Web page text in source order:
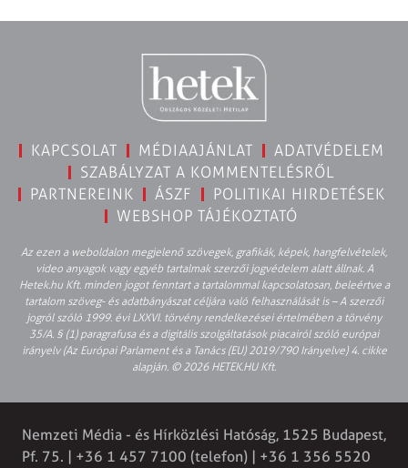
KAPCSOLAT MÉDIAAJÁNLAT
ADATVÉDELEM
SZABÁLYZAT A KOMMENTELÉSRŐL
PARTNEREINK
ÁSZF
POLITIKAI HIRDETÉSEK
WEBSHOP TÁJÉKOZTATÓ
Az ezen a weboldalon megjelenő szövegek, grafikák, képek, hangfelvételek,
video anyagok vagy egyéb tartalmak szerzői jogvédelem alatt állnak. A
Hetek.hu Kft. minden jogot fenntart a tartalommal kapcsolatosan, beleértve a
tartalom szöveg- és adatbányászat céljára való felhasználását is – A szerzői
jogról szóló 1999. évi LXXVI. törvény rendelkezései értelmében a törvény
35/A. § (1) paragrafusa és a digitális szolgáltatások piacairól szóló európai
irányelv (Az Európai Parlament és a Tanács (EU) 2019/790 Irányelve) 4. cikke
alapján. © 2026 HETEK.HU Kft.
Nemzeti Média - és Hírközlési Hatóság, 1525 Budapest,
Pf. 75. | +36 1 457 7100 (telefon) | +36 1 356 5520